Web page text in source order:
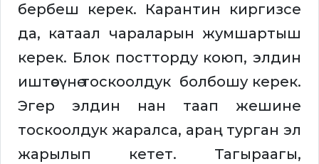
бербеш керек. Карантин киргизсе
да, катаал чараларын жумшартыш
керек. Блок постторду коюп, элдин
иштөөсүнө тоскоолдук болбошу керек.
Эгер элдин нан таап жешине
тоскоолдук жаралса, араң турган эл
жарылып кетет. Тагыраагы,